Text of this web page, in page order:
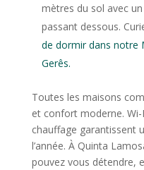
mètres du sol avec
passant dessous.
de dormir dans notre
Gerês.
Toutes les maisons
et confort moderne.
chauffage garantissent
l’année. À Quinta
pouvez vous détendre,